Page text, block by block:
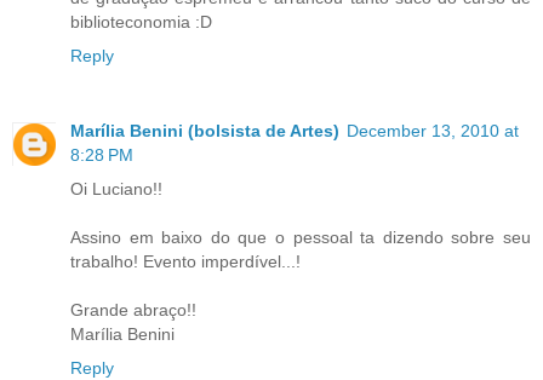
biblioteconomia :D
Reply
Marília Benini (bolsista de Artes) December 13, 2010 at
8:28 PM
Oi Luciano!!
Assino em baixo do que o pessoal ta dizendo sobre seu
trabalho! Evento imperdível...!
Grande abraço!!
Marília Benini
Reply